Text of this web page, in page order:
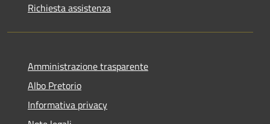
Richiesta assistenza
Amministrazione trasparente
Albo Pretorio
Informativa privacy